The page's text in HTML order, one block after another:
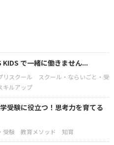
KIDS で一緒に働きません...
リスクール
スクール・ならいごと・受
キルアップ
受験に役立つ！思考力を育てる
受験 教育メソッド 知育